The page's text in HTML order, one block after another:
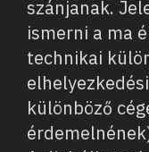
szánjanak.
ismerni a ma
technikai
különböző